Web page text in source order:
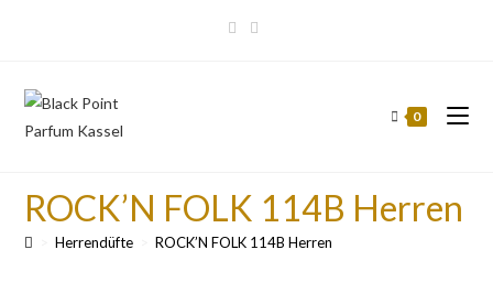
0
ROCK’N FOLK 114B Herren
Herrendüfte ROCK’N FOLK 114B Herren